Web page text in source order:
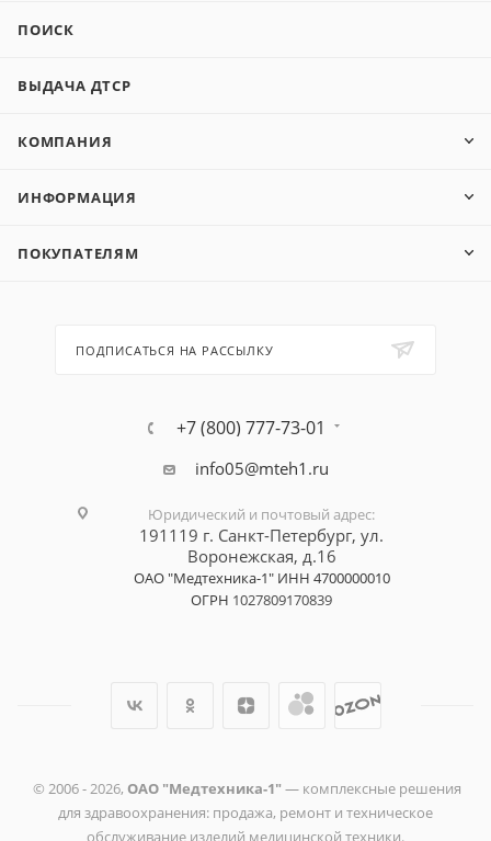
ПОИСК
ВЫДАЧА ДТСР
КОМПАНИЯ
ИНФОРМАЦИЯ
ПОКУПАТЕЛЯМ
ПОДПИСАТЬСЯ НА РАССЫЛКУ
+7 (800) 777-73-01
info05@mteh1.ru
Юридический и почтовый адрес:
191119 г. Санкт-Петербург, ул.
Воронежская, д.16
ОАО "Медтехника-1" ИНН 4700000010
ОГРН 1027809170839
© 2006 -2026, ОАО "Медтехника-1"— комплексные решения
для здравоохранения: продажа, ремонт и техническое